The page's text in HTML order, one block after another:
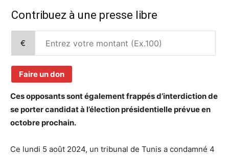
Contribuez à une presse libre
€
Faire un don
Ces opposants sont également frappés d’interdiction de
se porter candidat à l’élection présidentielle prévue en
octobre prochain.
Ce lundi 5 août 2024, un tribunal de Tunis a condamné 4